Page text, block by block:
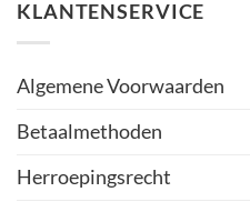
KLANTENSERVICE
Algemene Voorwaarden
Betaalmethoden
Herroepingsrecht